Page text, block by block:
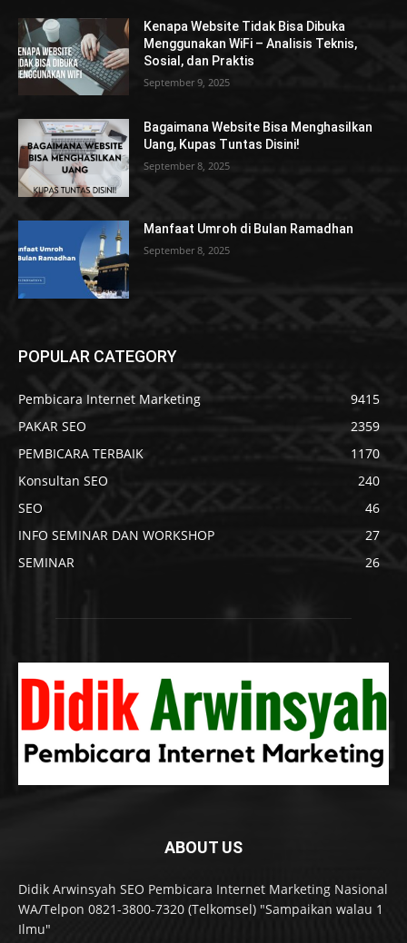
Kenapa Website Tidak Bisa Dibuka
Menggunakan WiFi – Analisis Teknis,
Sosial, dan Praktis
September 9, 2025
Bagaimana Website Bisa Menghasilkan
Uang, Kupas Tuntas Disini!
September 8, 2025
Manfaat Umroh di Bulan Ramadhan
September 8, 2025
POPULAR CATEGORY
Pembicara Internet Marketing
9415
PAKAR SEO
2359
PEMBICARA TERBAIK
1170
Konsultan SEO
240
SEO
46
INFO SEMINAR DAN WORKSHOP
27
SEMINAR
26
ABOUT US
Didik Arwinsyah SEO Pembicara Internet Marketing Nasional
WA/Telpon 0821-3800-7320 (Telkomsel) "Sampaikan walau 1
Ilmu"